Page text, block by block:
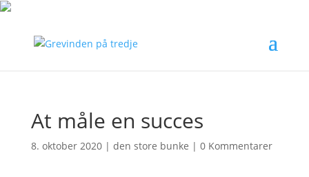
At måle en succes
8. oktober 2020| den store bunke | 0 Kommentarer